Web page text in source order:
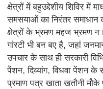
क्षेत्रों में बहुउद्देशीय शिविर में
समसयाओं का निरंतर
क्षेत्रों के भ्रमण महज भ्रमण न
गांरटी भी बन बए है, जहां
उपचार के साथ ही सरकारी
पेंशन, दिव्यांग, विधवा पेंशन के
प्रमाण पत्र खाता खतौनी मौेके